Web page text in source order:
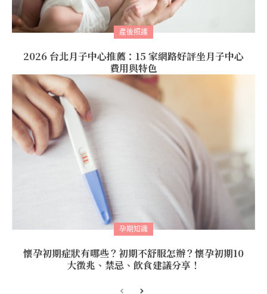
產後照護
2026 台北月子中心推薦：15 家網路好評坐月子中心
費用與特色
孕期知識
懷孕初期症狀有哪些？初期不舒服怎辦？懷孕初期10
大徵兆、禁忌、飲食建議分享！